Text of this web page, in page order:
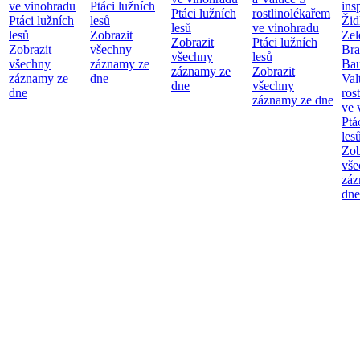
ve vinohradu
Ptáci lužních
lesů
Zobrazit
všechny
záznamy ze
dne
Ptáci lužních
lesů
Zobrazit
všechny
záznamy ze
dne
Ptáci lužních
lesů
Zobrazit
všechny
záznamy ze
dne
rostlinolékařem
ve vinohradu
Ptáci lužních
lesů
Zobrazit
všechny
záznamy ze dne
ve
dne